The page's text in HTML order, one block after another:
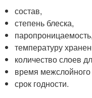
состав,
степень блеска,
паропроницаемость,
температуру
количество слоев
время
срок годности.